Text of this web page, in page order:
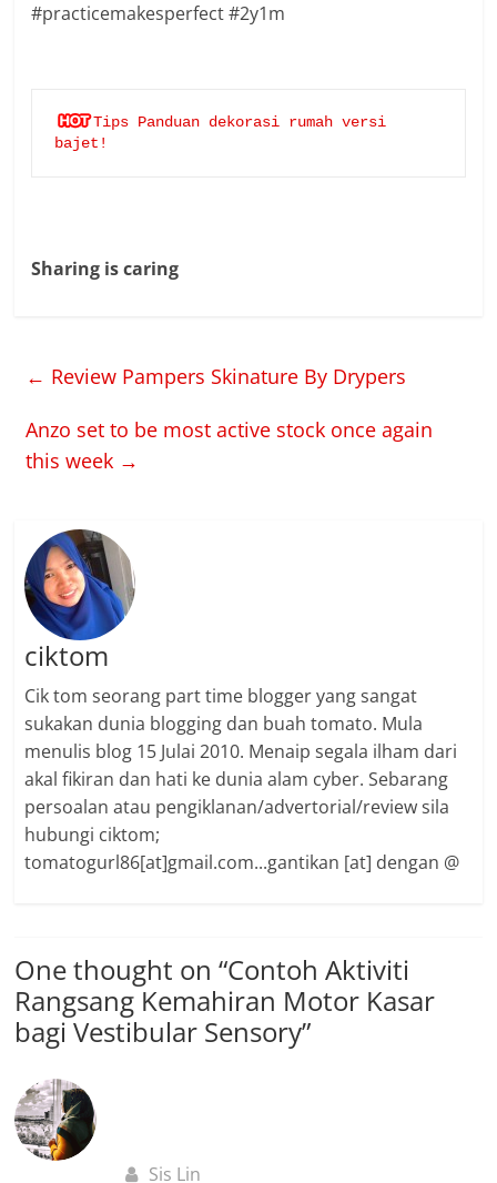
#practicemakesperfect #2y1m
Tips Panduan dekorasi rumah versi
bajet!
Sharing is caring
← Review Pampers Skinature By Drypers
Anzo set to be most active stock once again
this week →
ciktom
Cik tom seorang part time blogger yang sangat
sukakan dunia blogging dan buah tomato. Mula
menulis blog 15 Julai 2010. Menaip segala ilham dari
akal fikiran dan hati ke dunia alam cyber. Sebarang
persoalan atau pengiklanan/advertorial/review sila
hubungi ciktom;
tomatogurl86[at]gmail.com...gantikan [at] dengan @
One thought on “Contoh Aktiviti
Rangsang Kemahiran Motor Kasar
bagi Vestibular Sensory”
Sis Lin